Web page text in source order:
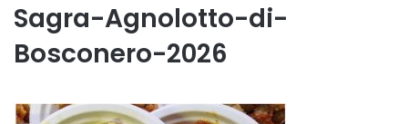
Sagra-Agnolotto-di-
Bosconero-2026